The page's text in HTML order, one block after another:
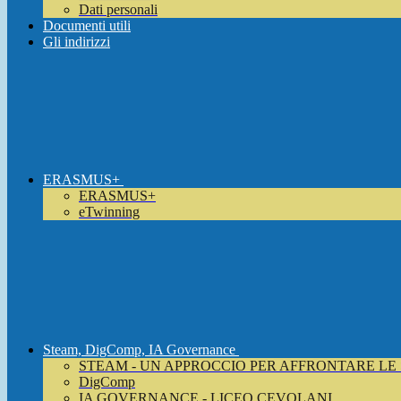
Dati personali
Documenti utili
Gli indirizzi
ERASMUS+
ERASMUS+
eTwinning
Steam, DigComp, IA Governance
STEAM - UN APPROCCIO PER AFFRONTARE
DigComp